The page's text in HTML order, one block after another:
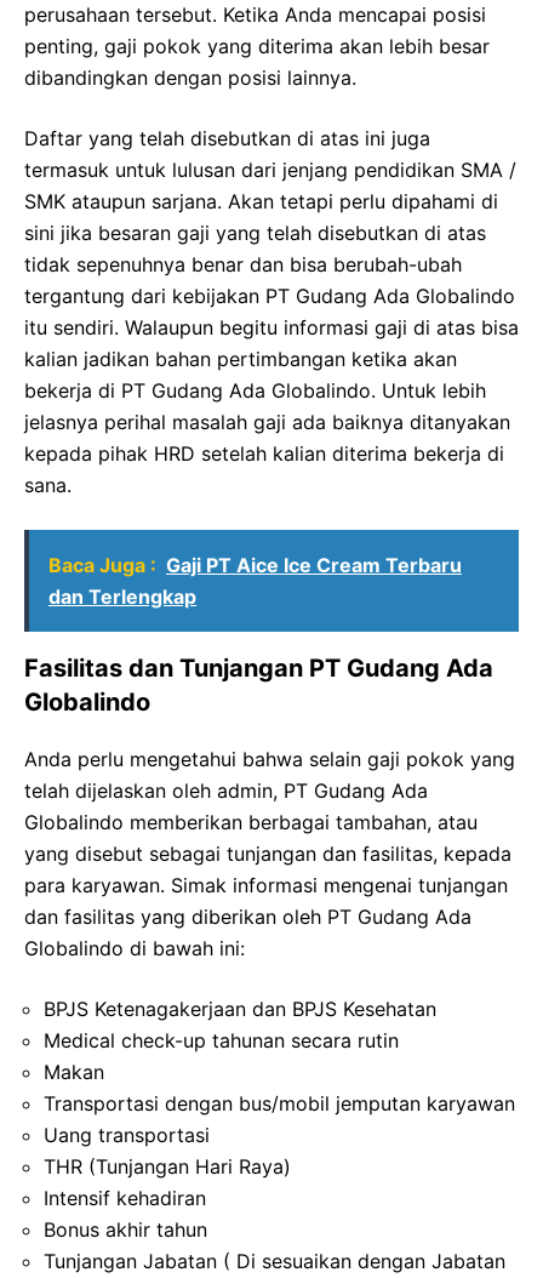
perusahaan tersebut. Ketika Anda mencapai posisi
penting, gaji pokok yang diterima akan lebih besar
dibandingkan dengan posisi lainnya.
Daftar yang telah disebutkan di atas ini juga
termasuk untuk lulusan dari jenjang pendidikan SMA /
SMK ataupun sarjana. Akan tetapi perlu dipahami di
sini jika besaran gaji yang telah disebutkan di atas
tidak sepenuhnya benar dan bisa berubah-ubah
tergantung dari kebijakan PT Gudang Ada Globalindo
itu sendiri. Walaupun begitu informasi gaji di atas bisa
kalian jadikan bahan pertimbangan ketika akan
bekerja di PT Gudang Ada Globalindo. Untuk lebih
jelasnya perihal masalah gaji ada baiknya ditanyakan
kepada pihak HRD setelah kalian diterima bekerja di
sana.
Baca Juga : Gaji PT Aice Ice Cream Terbaru
dan Terlengkap
Fasilitas dan Tunjangan PT Gudang Ada
Globalindo
Anda perlu mengetahui bahwa selain gaji pokok yang
telah dijelaskan oleh admin, PT Gudang Ada
Globalindo memberikan berbagai tambahan, atau
yang disebut sebagai tunjangan dan fasilitas, kepada
para karyawan. Simak informasi mengenai tunjangan
dan fasilitas yang diberikan oleh PT Gudang Ada
Globalindo di bawah ini:
BPJS Ketenagakerjaan dan BPJS Kesehatan
Medical check-up tahunan secara rutin
Makan
Transportasi dengan bus/mobil jemputan karyawan
Uang transportasi
THR (Tunjangan Hari Raya)
Intensif kehadiran
Bonus akhir tahun
Tunjangan Jabatan ( Di sesuaikan dengan Jabatan